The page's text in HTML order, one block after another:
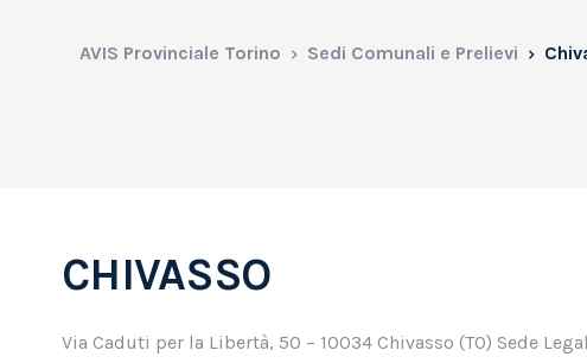
AVIS Provinciale Torino Sedi Comunali e Prelievi
CHIVASSO
Via Caduti per la Libertà, 50 – 10034 Chivasso (TO) Sede